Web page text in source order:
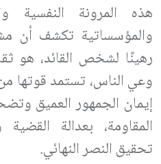
هذه المرونة النفسية
والمؤسساتية تكشف أن
رهينًا لشخص القائد، هو
وعي الناس، تستمد قوتها
إيمان الجمهور العميق
المقاومة، بعدالة
تحقيق النصر النهائي.